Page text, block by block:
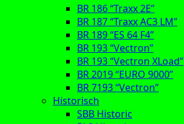
BR 186 “Traxx 2E”
BR 187 “Traxx AC3 LM”
BR 189 “ES 64 F4”
BR 193 “Vectron”
BR 193 “Vectron XLoad”
BR 2019 “EURO 9000”
BR 7193 “Vectron”
Historisch
SBB Historic